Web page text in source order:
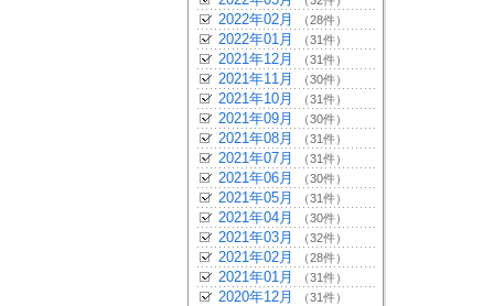
2022年02月 （28件）
2022年01月 （31件）
2021年12月 （31件）
2021年11月 （30件）
2021年10月 （31件）
2021年09月 （30件）
2021年08月 （31件）
2021年07月 （31件）
2021年06月 （30件）
2021年05月 （31件）
2021年04月 （30件）
2021年03月 （32件）
2021年02月 （28件）
2021年01月 （31件）
2020年12月 （31件）